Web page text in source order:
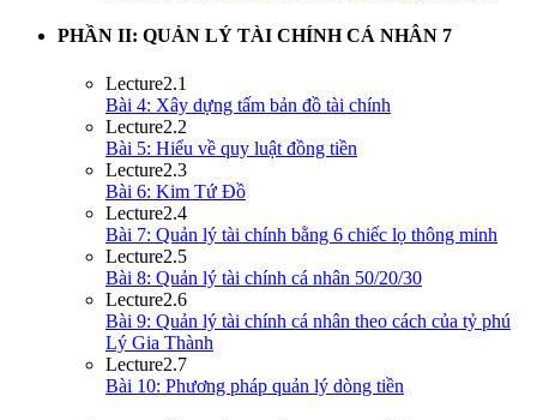
PHẦN II: QUẢN LÝ TÀI CHÍNH CÁ NHÂN 7
Lecture2.1
Bài 4: Xây dựng tấm bản đồ tài chính
Lecture2.2
Bài 5: Hiểu về quy luật đồng tiền
Lecture2.3
Bài 6: Kim Tứ Đồ
Lecture2.4
Bài 7: Quản lý tài chính bằng 6 chiếc lọ thông minh
Lecture2.5
Bài 8: Quản lý tài chính cá nhân 50/20/30
Lecture2.6
Bài 9: Quản lý tài chính cá nhân theo cách của tỷ phú
Lý Gia Thành
Lecture2.7
Bài 10: Phương pháp quản lý dòng tiền